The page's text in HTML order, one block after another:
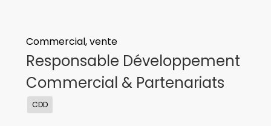
Commercial, vente
Responsable Développement
Commercial & Partenariats
CDD